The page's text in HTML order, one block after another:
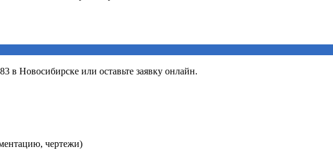
в Новосибирске или оставьте заявку онлайн.
чертежи)